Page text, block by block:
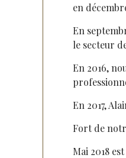
en
En
le secteur
En 2016,
En 2017,
Fort de
Mai 2018